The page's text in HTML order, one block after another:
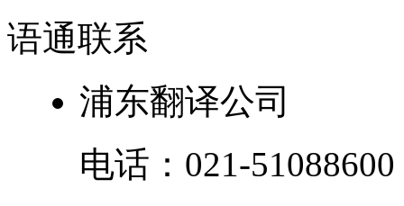
语通联系
浦东翻译公司
电话： 021-51088600